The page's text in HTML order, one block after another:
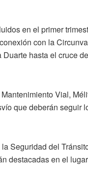
en el primer
con la
hasta el cruce
Vial,
que deberán seguir
Seguridad del
destacadas en el